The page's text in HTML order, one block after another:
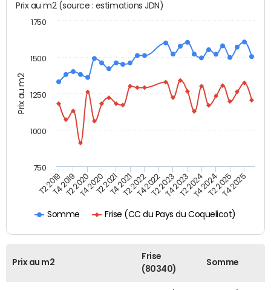
Prix au m2
Prix au m2 (source : estimations JDN)
Somme Frise (CC du Pays du Coquelicot)
T2 2019T4 2019T2 2020T4 2020T2 2021T4 2021T2 2022T4 2022T2 2023T4 2023T2 2024T4 2024T2 2025T4 2025
1000
750
1250
1500
1750
Prix au m2
Frise
(80340)
Somme